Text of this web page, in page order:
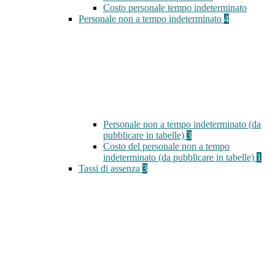
Costo personale tempo indeterminato
Personale non a tempo indeterminato 4
Personale non a tempo indeterminato (da
pubblicare in tabelle) 3
Costo del personale non a tempo
indeterminato (da pubblicare in tabelle) 1
Tassi di assenza 3